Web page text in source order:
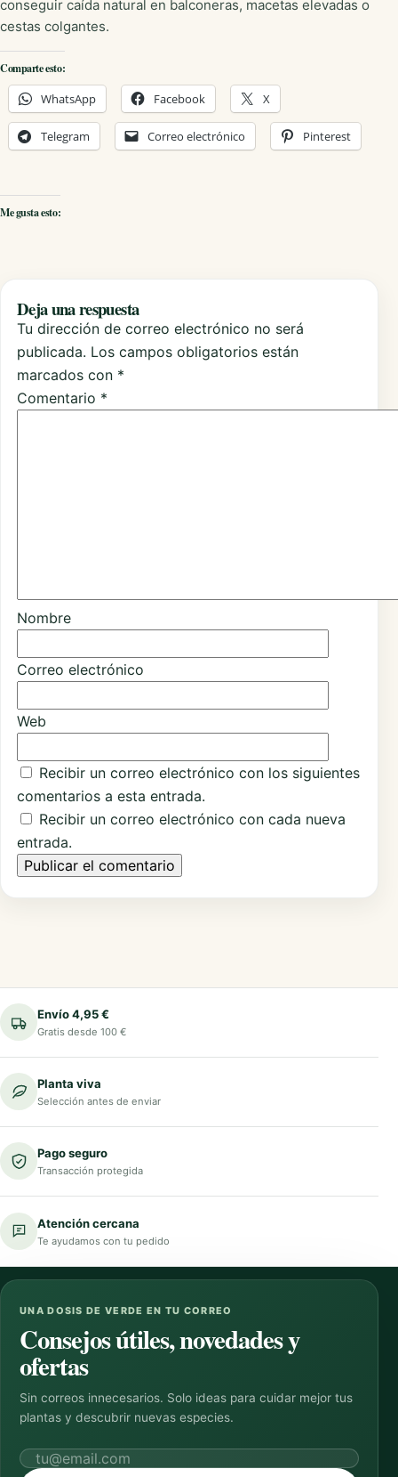
conseguir caída natural en balconeras, macetas elevadas o
cestas colgantes.
Comparte esto:
WhatsApp Facebook X
Telegram Correo electrónico Pinterest
Me gusta esto:
Deja una respuesta
Tu dirección de correo electrónico no será
publicada. Los campos obligatorios están
marcados con *
Comentario *
Nombre
Correo electrónico
Web
Recibir un correo electrónico con los siguientes
comentarios a esta entrada.
Recibir un correo electrónico con cada nueva
entrada.
Envío 4,95 €
Gratis desde 100 €
Planta viva
Selección antes de enviar
Pago seguro
Transacción protegida
Atención cercana
Te ayudamos con tu pedido
UNA DOSIS DE VERDE EN TU CORREO
Consejos útiles, novedades y
ofertas
Sin correos innecesarios. Solo ideas para cuidar mejor tus
plantas y descubrir nuevas especies.
Correo electrónico